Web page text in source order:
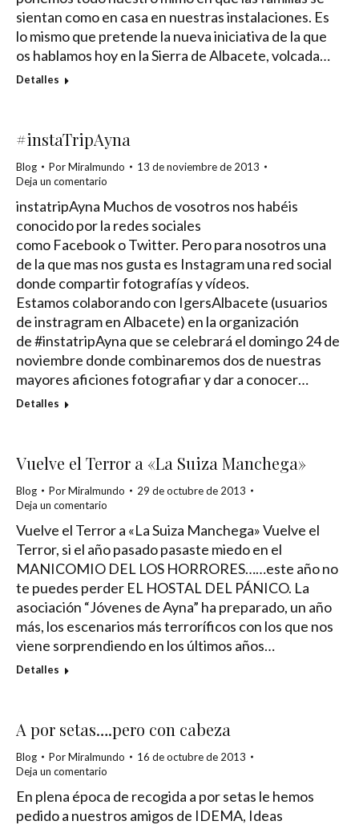
sientan como en casa en nuestras instalaciones. Es
lo mismo que pretende la nueva iniciativa de la que
os hablamos hoy en la Sierra de Albacete, volcada…
Detalles
#instaTripAyna
Blog PorMiralmundo
13 de noviembre de 2013
Deja un comentario
instatripAyna Muchos de vosotros nos habéis
conocido por la redes sociales
como Facebook o Twitter. Pero para nosotros una
de la que mas nos gusta es Instagram una red social
donde compartir fotografías y vídeos.
Estamos colaborando con IgersAlbacete (usuarios
de instragram en Albacete) en la organización
de #instatripAyna que se celebrará el domingo 24 de
noviembre donde combinaremos dos de nuestras
mayores aficiones fotografiar y dar a conocer…
Detalles
Vuelve el Terror a «La Suiza Manchega»
Blog PorMiralmundo
29 de octubre de 2013
Deja un comentario
Vuelve el Terror a «La Suiza Manchega» Vuelve el
Terror, si el año pasado pasaste miedo en el
MANICOMIO DEL LOS HORRORES……este año no
te puedes perder EL HOSTAL DEL PÁNICO. La
asociación “Jóvenes de Ayna” ha preparado, un año
más, los escenarios más terroríficos con los que nos
viene sorprendiendo en los últimos años…
Detalles
A por setas….pero con cabeza
Blog PorMiralmundo
16 de octubre de 2013
Deja un comentario
En plena época de recogida a por setas le hemos
pedido a nuestros amigos de IDEMA, Ideas